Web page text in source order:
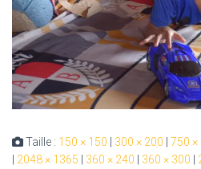
Taille : 150 × 150 300 × 200 750 ×
2048 × 1365 360 × 240 360 × 300